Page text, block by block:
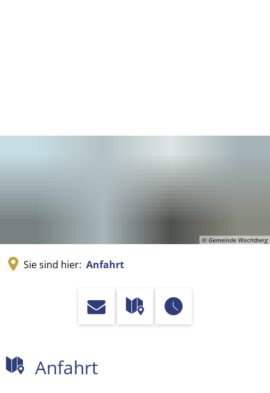
© Gemeinde Wachtberg
Sie sind hier: Anfahrt
AnfahrtAnfahrt